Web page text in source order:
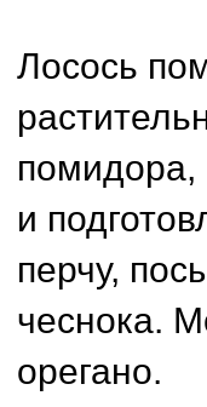
Лосось
помидора,
и
перчу,
чеснока.
орегано.